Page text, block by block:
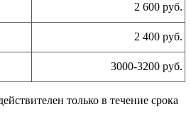
2 600 руб.
2 400 руб.
3000-3200 руб.
только в течение срока